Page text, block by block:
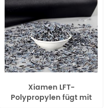
Xiamen LFT-
Polypropylen fügt mit